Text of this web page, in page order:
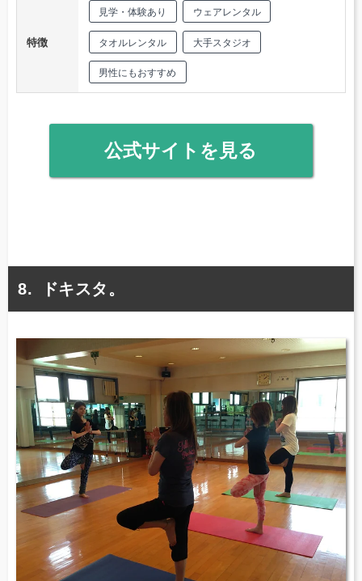
特徴
見学・体験あり ウェアレンタル
タオルレンタル 大手スタジオ
男性にもおすすめ
公式サイトを見る
ドキスタ。